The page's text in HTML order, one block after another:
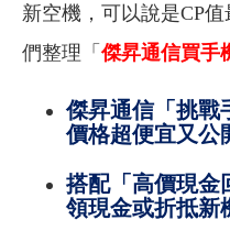
新空機，可以說是CP
們整理「傑昇通信買手
傑昇通信「挑戰
價格超便宜又公
搭配「高價現金
領現金或折抵新